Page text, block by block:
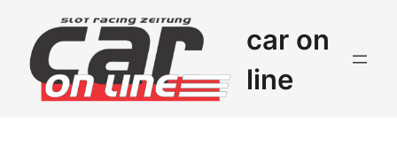
car on
line